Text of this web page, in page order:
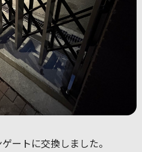
ートに交換しました。